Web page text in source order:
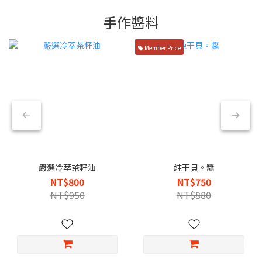
手作醬料
嚴選冷萃茶籽油
NT$800
NT$950
Member Price
純干貝。醬
NT$750
NT$880